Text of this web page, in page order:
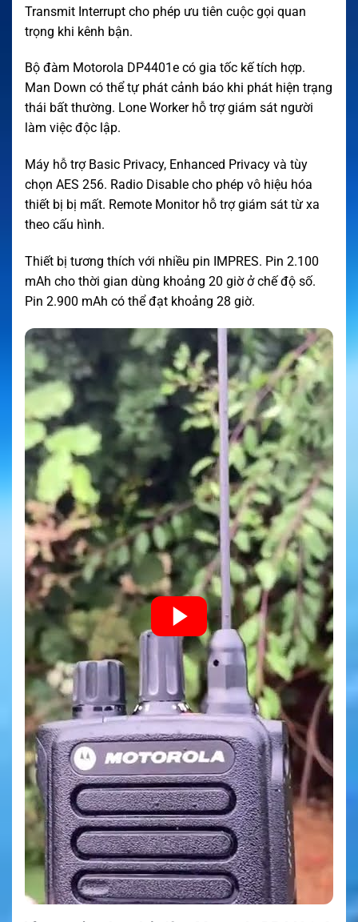
Transmit Interrupt cho phép ưu tiên cuộc gọi quan
trọng khi kênh bận.
Bộ đàm Motorola DP4401e có gia tốc kế tích hợp.
Man Down có thể tự phát cảnh báo khi phát hiện trạng
thái bất thường. Lone Worker hỗ trợ giám sát người
làm việc độc lập.
Máy hỗ trợ Basic Privacy, Enhanced Privacy và tùy
chọn AES 256. Radio Disable cho phép vô hiệu hóa
thiết bị bị mất. Remote Monitor hỗ trợ giám sát từ xa
theo cấu hình.
Thiết bị tương thích với nhiều pin IMPRES. Pin 2.100
mAh cho thời gian dùng khoảng 20 giờ ở chế độ số.
Pin 2.900 mAh có thể đạt khoảng 28 giờ.